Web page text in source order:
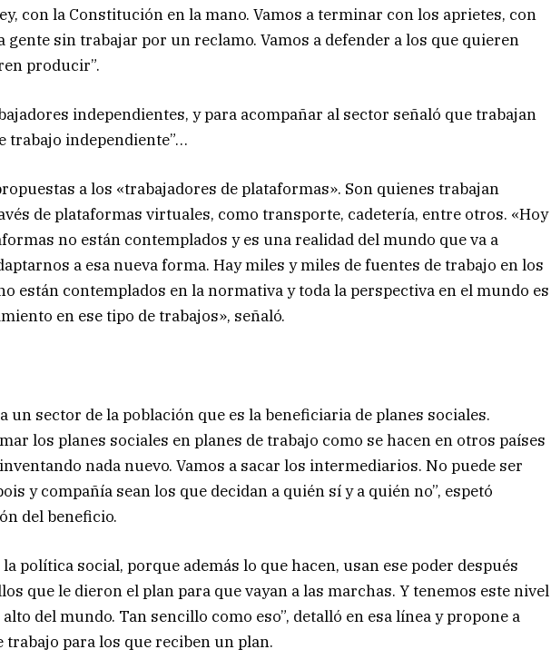
con la Constitución en la mano. Vamos a terminar con los aprietes, con
gente sin trabajar por un reclamo. Vamos a defender a los que quieren
producir”.
independientes, y para acompañar al sector señaló que trabajan
trabajo independiente”…
a los «trabajadores de plataformas». Son quienes trabajan
de plataformas virtuales, como transporte, cadetería, entre otros. «Hoy
no están contemplados y es una realidad del mundo que va a
a esa nueva forma. Hay miles y miles de fuentes de trabajo en los
están contemplados en la normativa y toda la perspectiva en el mundo es
en ese tipo de trabajos», señaló.
un sector de la población que es la beneficiaria de planes sociales.
los planes sociales en planes de trabajo como se hacen en otros países
nada nuevo. Vamos a sacar los intermediarios. No puede ser
y compañía sean los que decidan a quién sí y a quién no”, espetó
del beneficio.
política social, porque además lo que hacen, usan ese poder después
que le dieron el plan para que vayan a las marchas. Y tenemos este nivel
del mundo. Tan sencillo como eso”, detalló en esa línea y propone a
trabajo para los que reciben un plan.